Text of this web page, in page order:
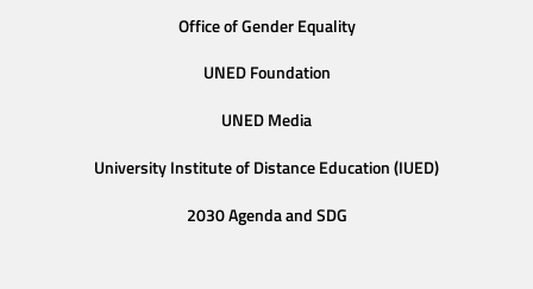
Office of Gender Equality
UNED Foundation
UNED Media
University Institute of Distance Education (IUED)
2030 Agenda and SDG